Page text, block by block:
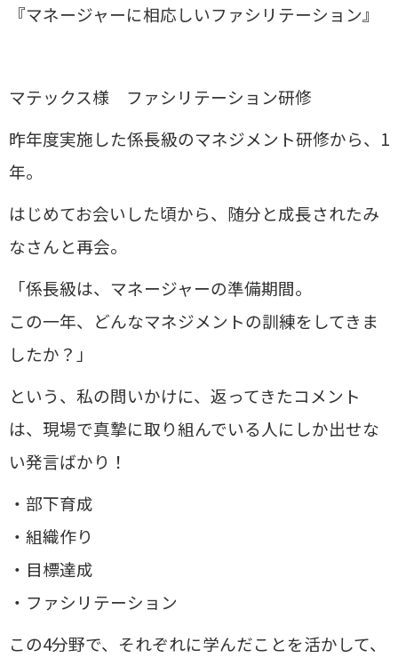
『マネージャーに相応しいファシリテーション』
マテックス様 ファシリテーション研修
昨年度実施した係長級のマネジメント研修から、1
年。
はじめてお会いした頃から、随分と成長されたみ
なさんと再会。
「係長級は、マネージャーの準備期間。
この一年、どんなマネジメントの訓練をしてきま
したか？」
という、私の問いかけに、返ってきたコメント
は、現場で真摯に取り組んでいる人にしか出せな
い発言ばかり！
・部下育成
・組織作り
・目標達成
・ファシリテーション
この4分野で、それぞれに学んだことを活かして、